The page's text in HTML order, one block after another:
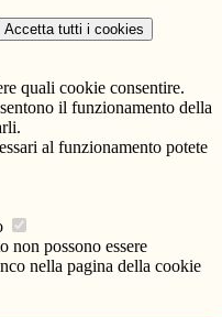
Accetta tutti i cookies
quali cookie consentire.
il funzionamento della
al funzionamento potete
non possono essere
nella pagina della cookie